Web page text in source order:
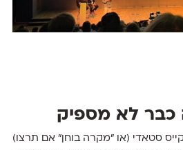
כבר לא מספיק
סטאדי (או "מקרה בוחן" אם תרצו)